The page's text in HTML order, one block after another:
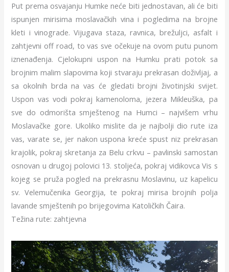
Put prema osvajanju Humke neće biti jednostavan, ali će biti
ispunjen mirisima moslavačkih vina i pogledima na brojne
kleti i vinograde. Vijugava staza, ravnica, brežuljci, asfalt i
zahtjevni off road, to vas sve očekuje na ovom putu punom
iznenađenja. Cjelokupni uspon na Humku prati potok sa
brojnim malim slapovima koji stvaraju prekrasan doživljaj, a
sa okolnih brda na vas će gledati brojni životinjski svijet.
Uspon vas vodi pokraj kamenoloma, jezera Mikleuška, pa
sve do odmorišta smještenog na Humci – najvišem vrhu
Moslavačke gore. Ukoliko mislite da je najbolji dio rute iza
vas, varate se, jer nakon uspona kreće spust niz prekrasan
krajolik, pokraj skretanja za Belu crkvu – pavlinski samostan
osnovan u drugoj polovici 13. stoljeća, pokraj vidikovca Vis s
kojeg se pruža pogled na prekrasnu Moslavinu, uz kapelicu
sv. Velemučenika Georgija, te pokraj mirisa brojnih polja
lavande smještenih po brijegovima Katoličkih Čaira.
Težina rute: zahtjevna